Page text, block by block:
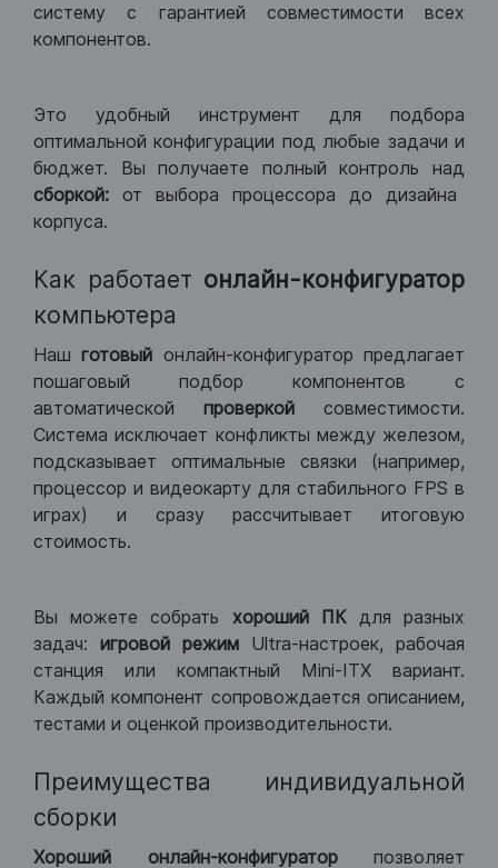
систему с гарантией совместимости всех
компонентов.
Это удобный инструмент для подбора
оптимальной конфигурации под любые задачи и
бюджет. Вы получаете полный контроль над
сборкой: от выбора процессора до дизайна
корпуса.
Как работает онлайн-конфигуратор
компьютера
Нашготовый онлайн-конфигуратор предлагает
пошаговый подбор компонентов с
автоматической проверкой совместимости.
Система исключает конфликты между железом,
подсказывает оптимальные связки (например,
процессор и видеокарту для стабильного FPS в
играх) и сразу рассчитывает итоговую
стоимость.
Вы можете собрать хороший ПКдля разных
задач: игровой режим Ultra-настроек, рабочая
станция или компактный Mini-ITX вариант.
Каждый компонент сопровождается описанием,
тестами и оценкой производительности.
Преимущества индивидуальной
сборки
Хороший онлайн-конфигураторпозволяет